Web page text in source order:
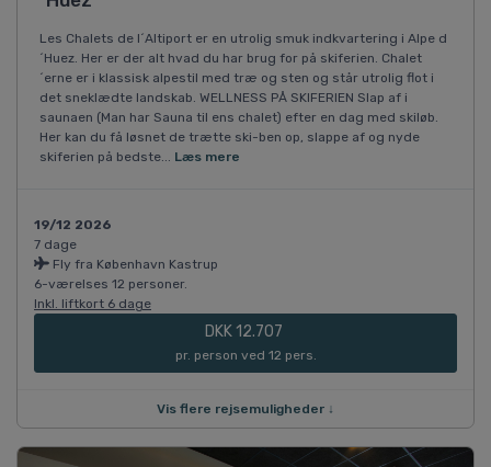
Les Chalets de l´Altiport er en utrolig smuk indkvartering i Alpe d
´Huez. Her er der alt hvad du har brug for på skiferien. Chalet
´erne er i klassisk alpestil med træ og sten og står utrolig flot i
det sneklædte landskab. WELLNESS PÅ SKIFERIEN Slap af i
saunaen (Man har Sauna til ens chalet) efter en dag med skiløb.
Her kan du få løsnet de trætte ski-ben op, slappe af og nyde
skiferien på bedste... Læs mere
19/12 2026
7 dage
Fly fra København Kastrup
6-værelses 12 personer.
Inkl. liftkort 6 dage
DKK 12.707
pr. person ved 12 pers.
Vis flere rejsemuligheder ↓